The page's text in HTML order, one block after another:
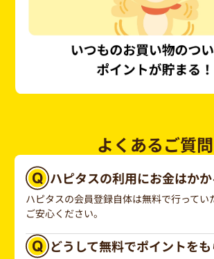
よくあるご質問
ハピタスの利用にお金はかか
ハピタスの会員登録自体は無料で行ってい
ご安心ください。
どうして無料でポイントをも